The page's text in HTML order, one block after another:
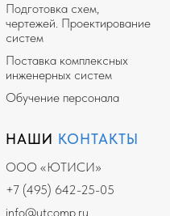
Подготовка схем,
чертежей. Проектирование
систем
Поставка комплексных
инженерных систем
Обучение персонала
НАШИ КОНТАКТЫ
ООО «ЮТИСИ»
+7 (495) 642-25-05
info@utcomp.ru